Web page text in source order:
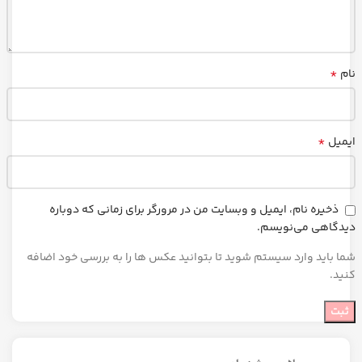
نام *
ایمیل *
ذخیره نام، ایمیل و وبسایت من در مرورگر برای زمانی که دوباره
دیدگاهی می‌نویسم.
شما باید وارد سیستم شوید تا بتوانید عکس ها را به بررسی خود اضافه
کنید.